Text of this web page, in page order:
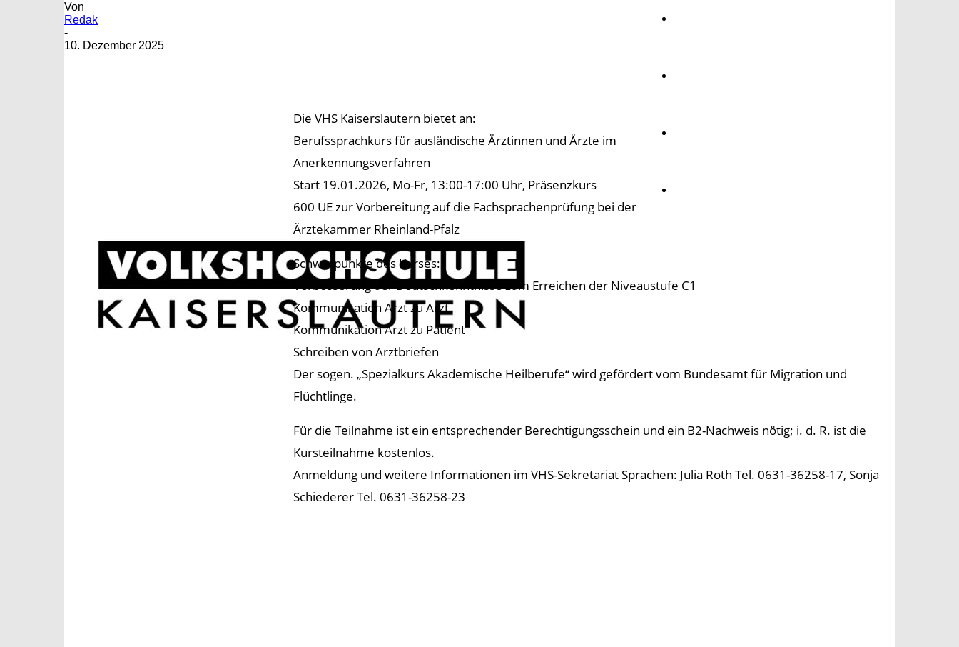
Von
Redak
-
10. Dezember 2025
Die VHS Kaiserslautern bietet an:
Berufssprachkurs für ausländische Ärztinnen und Ärzte im
Anerkennungsverfahren
Start 19.01.2026, Mo-Fr, 13:00-17:00 Uhr, Präsenzkurs
600 UE zur Vorbereitung auf die Fachsprachenprüfung bei der
Ärztekammer Rheinland-Pfalz
Schwerpunkte des Kurses:
Verbesserung der Deutschkenntnisse zum Erreichen der Niveaustufe C1
Kommunikation Arzt zu Arzt
Kommunikation Arzt zu Patient
Schreiben von Arztbriefen
Der sogen. „Spezialkurs Akademische Heilberufe“ wird gefördert vom Bundesamt für Migration und
Flüchtlinge.
Für die Teilnahme ist ein entsprechender Berechtigungsschein und ein B2-Nachweis nötig; i. d. R. ist die
Kursteilnahme kostenlos.
Anmeldung und weitere Informationen im VHS-Sekretariat Sprachen: Julia Roth Tel. 0631-36258-17, Sonja
Schiederer Tel. 0631-36258-23